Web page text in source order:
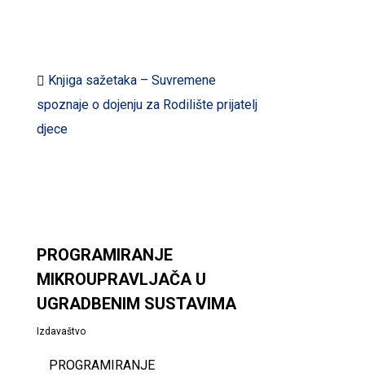
Knjiga sažetaka – Suvremene
spoznaje o dojenju za Rodilište prijatelj
djece
PROGRAMIRANJE
MIKROUPRAVLJAČA U
UGRADBENIM SUSTAVIMA
Izdavaštvo
PROGRAMIRANJE